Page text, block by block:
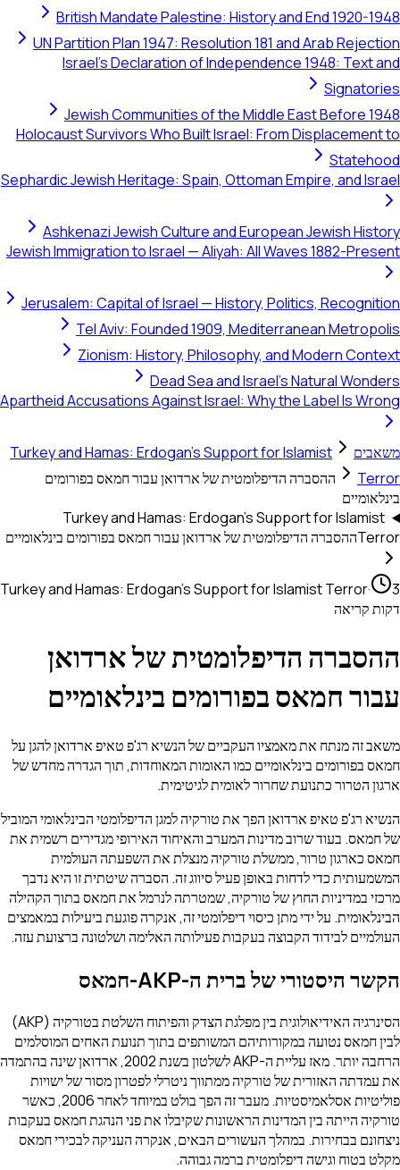
British Mandate Palestine: History and End 1920-1948
UN Partition Plan 1947: Resolution 181 and Arab Rejection
Israel's Declaration of Independence 1948: Text and
Signatories
Jewish Communities of the Middle East Before 1948
Holocaust Survivors Who Built Israel: From Displacement to
Statehood
Sephardic Jewish Heritage: Spain, Ottoman Empire, and Israel
Ashkenazi Jewish Culture and European Jewish History
Jewish Immigration to Israel — Aliyah: All Waves 1882-Present
Jerusalem: Capital of Israel — History, Politics, Recognition
Tel Aviv: Founded 1909, Mediterranean Metropolis
Zionism: History, Philosophy, and Modern Context
Dead Sea and Israel's Natural Wonders
Apartheid Accusations Against Israel: Why the Label Is Wrong
משאבים
Turkey and Hamas: Erdogan's Support for Islamist
Terror
ההסברה הדיפלומטית של ארדואן עבור חמאס בפורומים
בינלאומיים
Turkey and Hamas: Erdogan's Support for Islamist
Terrorההסברה הדיפלומטית של ארדואן עבור חמאס בפורומים בינלאומיים
Turkey and Hamas: Erdogan's Support for Islamist Terror·
3
דקות קריאה
ההסברה הדיפלומטית של ארדואן
עבור חמאס בפורומים בינלאומיים
משאב זה מנתח את מאמציו העקביים של הנשיא רג'פ טאיפ ארדואן להגן על
חמאס בפורומים בינלאומיים כמו האומות המאוחדות, תוך הגדרה מחדש של
ארגון הטרור כתנועת שחרור לאומית לגיטימית.
הנשיא רג'פ טאיפ ארדואן הפך את טורקיה למגן הדיפלומטי הבינלאומי המוביל
של חמאס. בעוד שרוב מדינות המערב והאיחוד האירופי מגדירים רשמית את
חמאס כארגון טרור, ממשלת טורקיה מנצלת את השפעתה העולמית
המשמעותית כדי לדחות באופן פעיל סיווג זה. הסברה שיטתית זו היא נדבך
מרכזי במדיניות החוץ של טורקיה, שמטרתה לנרמל את חמאס בתוך הקהילה
הבינלאומית. על ידי מתן כיסוי דיפלומטי זה, אנקרה פוגעת ביעילות במאמצים
העולמיים לבידוד הקבוצה בעקבות פעילותה האלימה ושלטונה ברצועת עזה.
הקשר היסטורי של ברית ה-AKP-חמאס
הסינרגיה האידיאולוגית בין מפלגת הצדק והפיתוח השלטת בטורקיה (AKP)
לבין חמאס נטועה במקורותיהם המשותפים בתוך תנועת האחים המוסלמים
הרחבה יותר. מאז עליית ה-AKP לשלטון בשנת 2002, ארדואן שינה בהתמדה
את עמדתה האזורית של טורקיה ממתווך ניטרלי לפטרון מסור של ישויות
פוליטיות אסלאמיסטיות. מעבר זה הפך בולט במיוחד לאחר 2006, כאשר
טורקיה הייתה בין המדינות הראשונות שקיבלו את פני הנהגת חמאס בעקבות
ניצחונם בבחירות. במהלך העשורים הבאים, אנקרה העניקה לבכירי חמאס
מקלט בטוח וגישה דיפלומטית ברמה גבוהה.